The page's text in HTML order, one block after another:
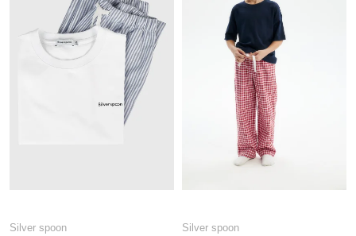
Silver spoon
Silver spoon